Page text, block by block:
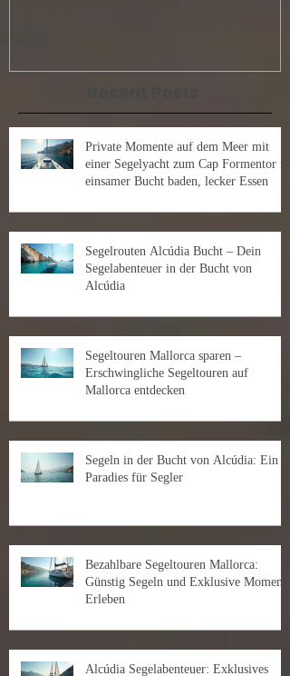
Private Momente auf dem Meer mit
einer Segelyacht zum Cap Formentor in
einsamer Bucht baden, lecker Essen
Segelrouten Alcúdia Bucht – Dein
Segelabenteuer in der Bucht von
Alcúdia
Segeltouren Mallorca sparen –
Erschwingliche Segeltouren auf
Mallorca entdecken
Segeln in der Bucht von Alcúdia: Ein
Paradies für Segler
Bezahlbare Segeltouren Mallorca:
Günstig Segeln und Exklusive Momente
Erleben
Alcúdia Segelabenteuer: Exklusives